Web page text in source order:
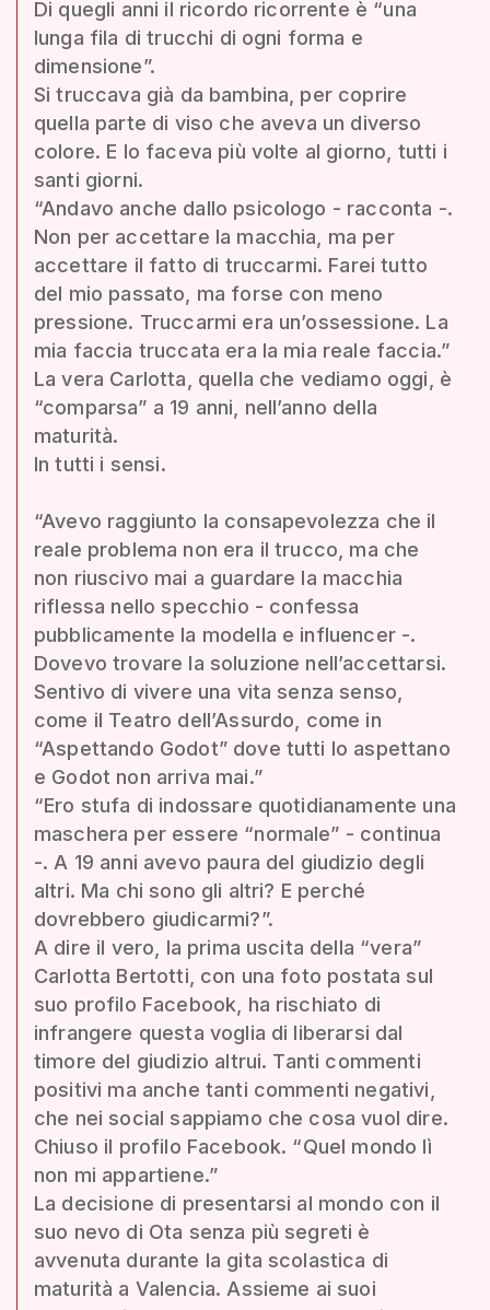
Di quegli anni il ricordo ricorrente è “una
lunga fila di trucchi di ogni forma e
dimensione”.
Si truccava già da bambina, per coprire
quella parte di viso che aveva un diverso
colore. E lo faceva più volte al giorno, tutti i
santi giorni.
“Andavo anche dallo psicologo - racconta -.
Non per accettare la macchia, ma per
accettare il fatto di truccarmi. Farei tutto
del mio passato, ma forse con meno
pressione. Truccarmi era un’ossessione. La
mia faccia truccata era la mia reale faccia.”
La vera Carlotta, quella che vediamo oggi, è
“comparsa” a 19 anni, nell’anno della
maturità.
In tutti i sensi.
“Avevo raggiunto la consapevolezza che il
reale problema non era il trucco, ma che
non riuscivo mai a guardare la macchia
riflessa nello specchio - confessa
pubblicamente la modella e influencer -.
Dovevo trovare la soluzione nell’accettarsi.
Sentivo di vivere una vita senza senso,
come il Teatro dell’Assurdo, come in
“Aspettando Godot” dove tutti lo aspettano
e Godot non arriva mai.”
“Ero stufa di indossare quotidianamente una
maschera per essere “normale” - continua
-. A 19 anni avevo paura del giudizio degli
altri. Ma chi sono gli altri? E perché
dovrebbero giudicarmi?”.
A dire il vero, la prima uscita della “vera”
Carlotta Bertotti, con una foto postata sul
suo profilo Facebook, ha rischiato di
infrangere questa voglia di liberarsi dal
timore del giudizio altrui. Tanti commenti
positivi ma anche tanti commenti negativi,
che nei social sappiamo che cosa vuol dire.
Chiuso il profilo Facebook. “Quel mondo lì
non mi appartiene.”
La decisione di presentarsi al mondo con il
suo nevo di Ota senza più segreti è
avvenuta durante la gita scolastica di
maturità a Valencia. Assieme ai suoi